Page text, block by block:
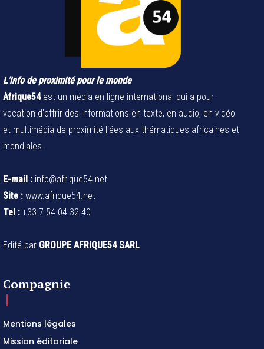
L’info de proximité pour le monde
Afrique54est un média en ligne international qui a pour
vocation d'offrir des informations en texte, en audio, en vidéo
et multimédia de proximité liées aux thématiques africaines et
mondiales.
E-mail : info@afrique54.net
Site : www.afrique54.net
Tel : +33 7 54 04 32 40
Edité par GROUPE AFRIQUE54 SARL
Compagnie
Mentions légales
Mission éditoriale